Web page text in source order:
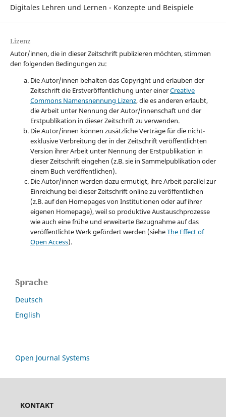
Digitales Lehren und Lernen - Konzepte und Beispiele
Lizenz
Autor/innen, die in dieser Zeitschrift publizieren möchten, stimmen
den folgenden Bedingungen zu:
Die Autor/innen behalten das Copyright und erlauben der
Zeitschrift die Erstveröffentlichung unter einerCreative
Commons Namensnennung Lizenz, die es anderen erlaubt,
die Arbeit unter Nennung der Autor/innenschaft und der
Erstpublikation in dieser Zeitschrift zu verwenden.
Die Autor/innen können zusätzliche Verträge für die nicht-
exklusive Verbreitung der in der Zeitschrift veröffentlichten
Version ihrer Arbeit unter Nennung der Erstpublikation in
dieser Zeitschrift eingehen (z.B. sie in Sammelpublikation oder
einem Buch veröffentlichen).
Die Autor/innen werden dazu ermutigt, ihre Arbeit parallel zur
Einreichung bei dieser Zeitschrift online zu veröffentlichen
(z.B. auf den Homepages von Institutionen oder auf ihrer
eigenen Homepage), weil so produktive Austauschprozesse
wie auch eine frühe und erweiterte Bezugnahme auf das
veröffentlichte Werk gefördert werden (sieheThe Effect of
Open Access).
Sprache
Deutsch
English
Open Journal Systems
KONTAKT